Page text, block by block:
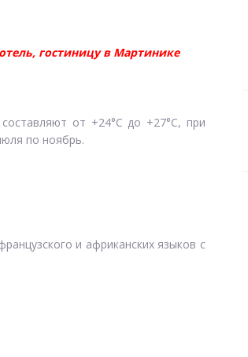
гостиницу в Мартинике
от +24°С до +27°С, при
по ноябрь.
и африканских языков с